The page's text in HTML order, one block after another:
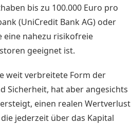
bis zu 100.000 Euro pro
(UniCredit Bank AG) oder
eine nahezu risikofreie
geeignet ist.
weit verbreitete Form der
Sicherheit, hat aber angesichts
einen realen Wertverlust
jederzeit über das Kapital